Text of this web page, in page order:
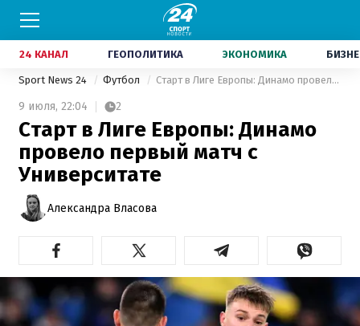
24 КАНАЛ ГЕОПОЛИТИКА ЭКОНОМИКА
Sport News 24 Футбол Старт в Лиге Европы: Динамо провело первый матч с Университате
9 июля, 22:04 2
Старт в Лиге Европы: Динамо
провело первый матч с
Университате
Александра Власова